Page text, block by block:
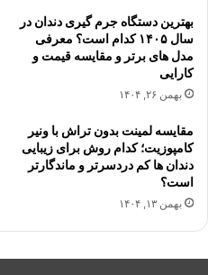
بهترین دستگاه جرم گیری دندان در
سال ۱۴۰۵ کدام است؟ معرفی
مدل های برتر و مقایسه قیمت و
کارایی
بهمن ۲۶, ۱۴۰۴
مقایسه لمینت بدون تراش با ونیر
کامپوزیت؛ کدام روش برای زیبایی
دندان ها کم دردسرتر و ماندگارتر
است؟
بهمن ۱۳, ۱۴۰۴